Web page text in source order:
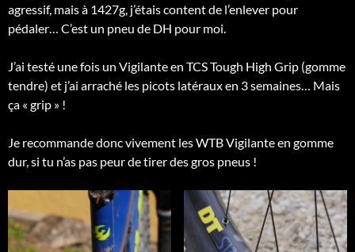
agressif, mais à 1427g, j’étais content de l’enlever pour
pédaler… C’est un pneu de DH pour moi.
J’ai testé une fois un Vigilante en TCS Tough High Grip (gomme
tendre) et j’ai arraché les picots latéraux en 3 semaines… Mais
ça « grip » !
Je recommande donc vivement les WTB Vigilante en gomme
dur, si tu n’as pas peur de tirer des gros pneus !